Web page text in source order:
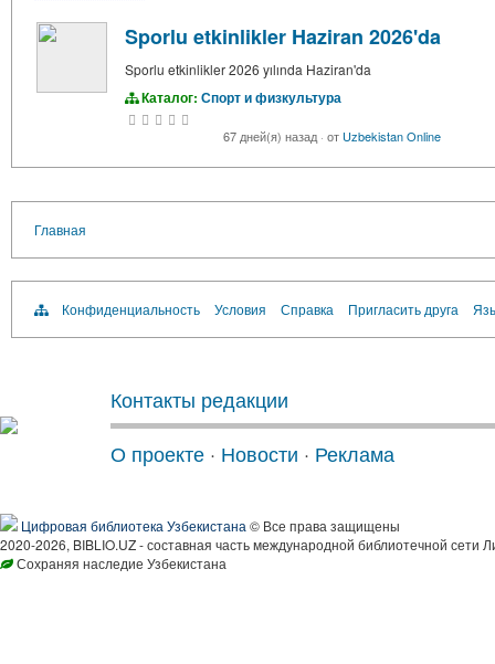
Sporlu etkinlikler Haziran 2026'da
Sporlu etkinlikler 2026 yılında Haziran'da
Каталог: Спорт и физкультура
67 дней(я) назад · от Uzbekistan Online
Главная
Конфиденциальность Условия Справка Пригласить друга
Контакты редакции
О проекте · Новости · Реклама
Цифровая библиотека Узбекистана © Все права защищены
2020-2026, BIBLIO.UZ - составная часть международной библиотечной сети
Сохраняя наследие Узбекистана